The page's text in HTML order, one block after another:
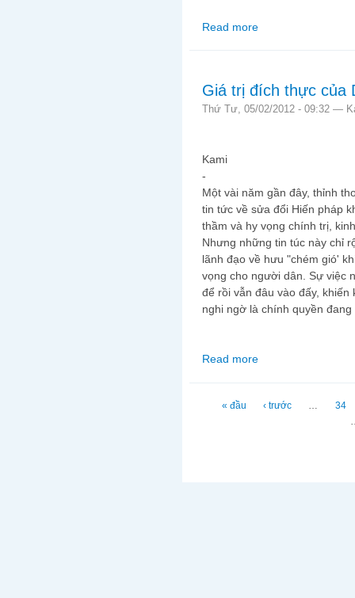
Read more
Giá trị đích thực của
Thứ Tư, 05/02/2012 - 09:32 —
Kami
-
Một vài năm gần đây, thỉnh
tin tức về sửa đổi Hiến pháp
thầm và hy vọng chính trị,
Nhưng những tin túc này chỉ
lãnh đạo về hưu "chém gió'
vọng cho người dân. Sự việc
để rồi vẫn đâu vào đấy,
nghi ngờ là chính quyền đang
Read more
Trang
« đầu ‹ trước …
34